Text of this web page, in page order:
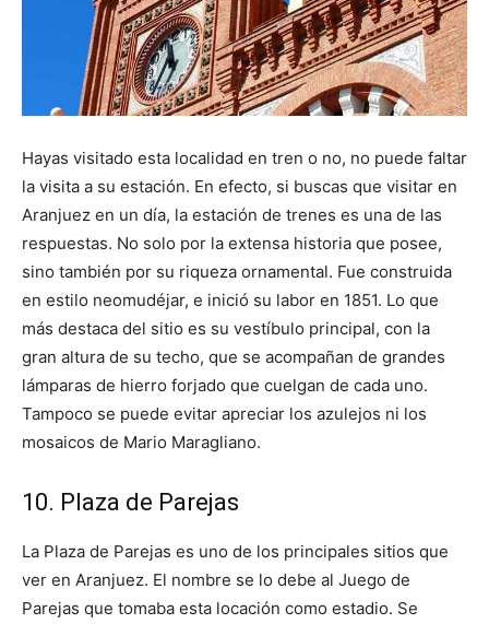
Hayas visitado esta localidad en tren o no, no puede faltar
la visita a su estación. En efecto, si buscas que visitar en
Aranjuez en un día, la estación de trenes es una de las
respuestas. No solo por la extensa historia que posee,
sino también por su riqueza ornamental. Fue construida
en estilo neomudéjar, e inició su labor en 1851. Lo que
más destaca del sitio es su vestíbulo principal, con la
gran altura de su techo, que se acompañan de grandes
lámparas de hierro forjado que cuelgan de cada uno.
Tampoco se puede evitar apreciar los azulejos ni los
mosaicos de Mario Maragliano.
10. Plaza de Parejas
La Plaza de Parejas es uno de los principales sitios que
ver en Aranjuez. El nombre se lo debe al Juego de
Parejas que tomaba esta locación como estadio. Se